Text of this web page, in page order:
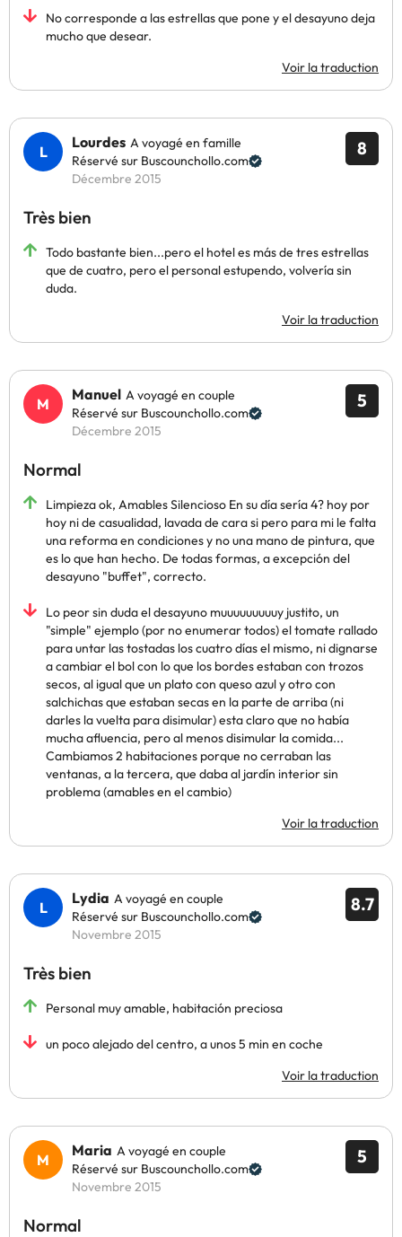
No corresponde a las estrellas que pone y el desayuno deja
mucho que desear.
Voir la traduction
8
Lourdes A voyagé en famille
Réservé sur Buscounchollo.com
Décembre 2015
Très bien
Todo bastante bien...pero el hotel es más de tres estrellas
que de cuatro, pero el personal estupendo, volvería sin
duda.
Voir la traduction
5
Manuel A voyagé en couple
Réservé sur Buscounchollo.com
Décembre 2015
Normal
Limpieza ok, Amables Silencioso En su día sería 4? hoy por
hoy ni de casualidad, lavada de cara si pero para mi le falta
una reforma en condiciones y no una mano de pintura, que
es lo que han hecho. De todas formas, a excepción del
desayuno "buffet", correcto.
Lo peor sin duda el desayuno muuuuuuuuuy justito, un
"simple" ejemplo (por no enumerar todos) el tomate rallado
para untar las tostadas los cuatro días el mismo, ni dignarse
a cambiar el bol con lo que los bordes estaban con trozos
secos, al igual que un plato con queso azul y otro con
salchichas que estaban secas en la parte de arriba (ni
darles la vuelta para disimular) esta claro que no había
mucha afluencia, pero al menos disimular la comida...
Cambiamos 2 habitaciones porque no cerraban las
ventanas, a la tercera, que daba al jardín interior sin
problema (amables en el cambio)
Voir la traduction
8.7
Lydia A voyagé en couple
Réservé sur Buscounchollo.com
Novembre 2015
Très bien
Personal muy amable, habitación preciosa
un poco alejado del centro, a unos 5 min en coche
Voir la traduction
5
Maria A voyagé en couple
Réservé sur Buscounchollo.com
Novembre 2015
Normal